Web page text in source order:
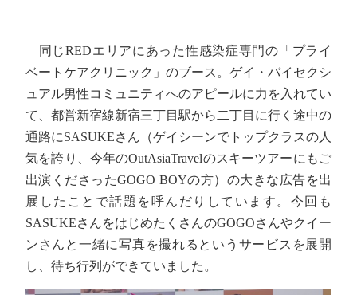
同じREDエリアにあった性感染症専門の「プライ
ベートケアクリニック」のブース。ゲイ・バイセクシ
ュアル男性コミュニティへのアピールに力を入れてい
て、都営新宿線新宿三丁目駅から二丁目に行く途中の
通路にSASUKEさん（ゲイシーンでトップクラスの人
気を誇り、今年のOutAsiaTravelのスキーツアーにもご
出演くださったGOGO BOYの方）の大きな広告を出
展したことで話題を呼んだりしています。今回も
SASUKEさんをはじめたくさんのGOGOさんやクイー
ンさんと一緒に写真を撮れるというサービスを展開
し、待ち行列ができていました。